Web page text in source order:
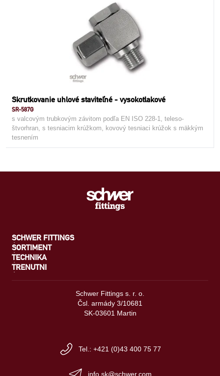
Skrutkovanie uhlové staviteľné - vysokotlakové
SR-587G
s valcovým trubkovým závitom podľa EN ISO 228-1, teleso-
štvorhran, s tesniacim krúžkom, kovový tesniaci krúžok s mäkkým
tesnením
SCHWER FITTINGS
SORTIMENT
TECHNIKA
TRENUTNI
Schwer Fittings s. r. o.
Čsl. armády 3/10681
SK-03601 Martin
Tel.: +421 (0)43 400 75 77
info.sk@schwer.com